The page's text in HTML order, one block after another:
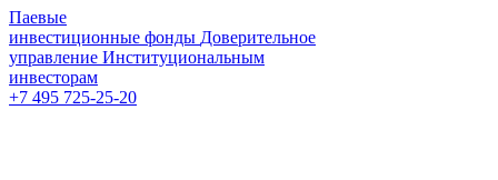
Паевые
инвестиционные фонды Доверительное
управление Институциональным
инвесторам
+7 495 725-25-20